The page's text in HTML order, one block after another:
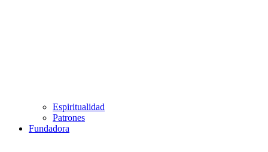
Espiritualidad
Patrones
Fundadora